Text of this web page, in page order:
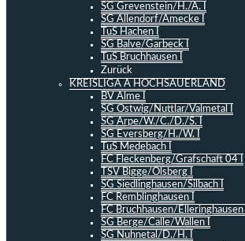
SG Grevenstein/H./A. I
SG Allendorf/Amecke I
TuS Hachen I
SG Balve/Garbeck I
TuS Bruchhausen I
Zurück
KREISLIGA A HOCHSAUERLAND
BV Alme I
SG Ostwig/Nuttlar/Valmetal I
SG Arpe/W./C./D./S. I
SG Eversberg/H./W. I
TuS Medebach I
FC Fleckenberg/Grafschaft 04 I
TSV Bigge/Olsberg I
SG Siedlinghausen/Silbach I
FC Remblinghausen I
FC Bruchhausen/Elleringhausen I
SG Berge/Calle/Wallen I
SG Nuhnetal/D./H. I